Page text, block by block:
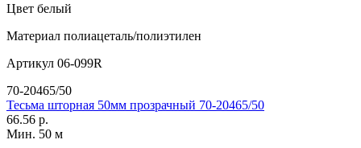
Цвет белый
Материал полиацеталь/полиэтилен
Артикул 06-099R
70-20465/50
Тесьма шторная 50мм прозрачный 70-20465/50
66.56 р.
Мин. 50 м